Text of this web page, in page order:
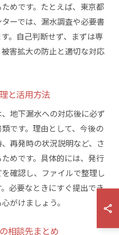
めです。たとえば、東京都
ーでは、漏水調査や必要書
。自己判断せず、まずは専
害拡大の防止と適切な対応
と活用方法
地下漏水への対応後に必ず
です。理由として、今後の
再発時の状況説明など、さ
めです。具体的には、発行
確認し、ファイルで整理し
必要なときにすぐ提出でき
がけましょう。
相談先まとめ